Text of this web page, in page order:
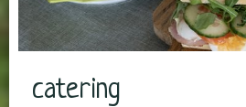
catering